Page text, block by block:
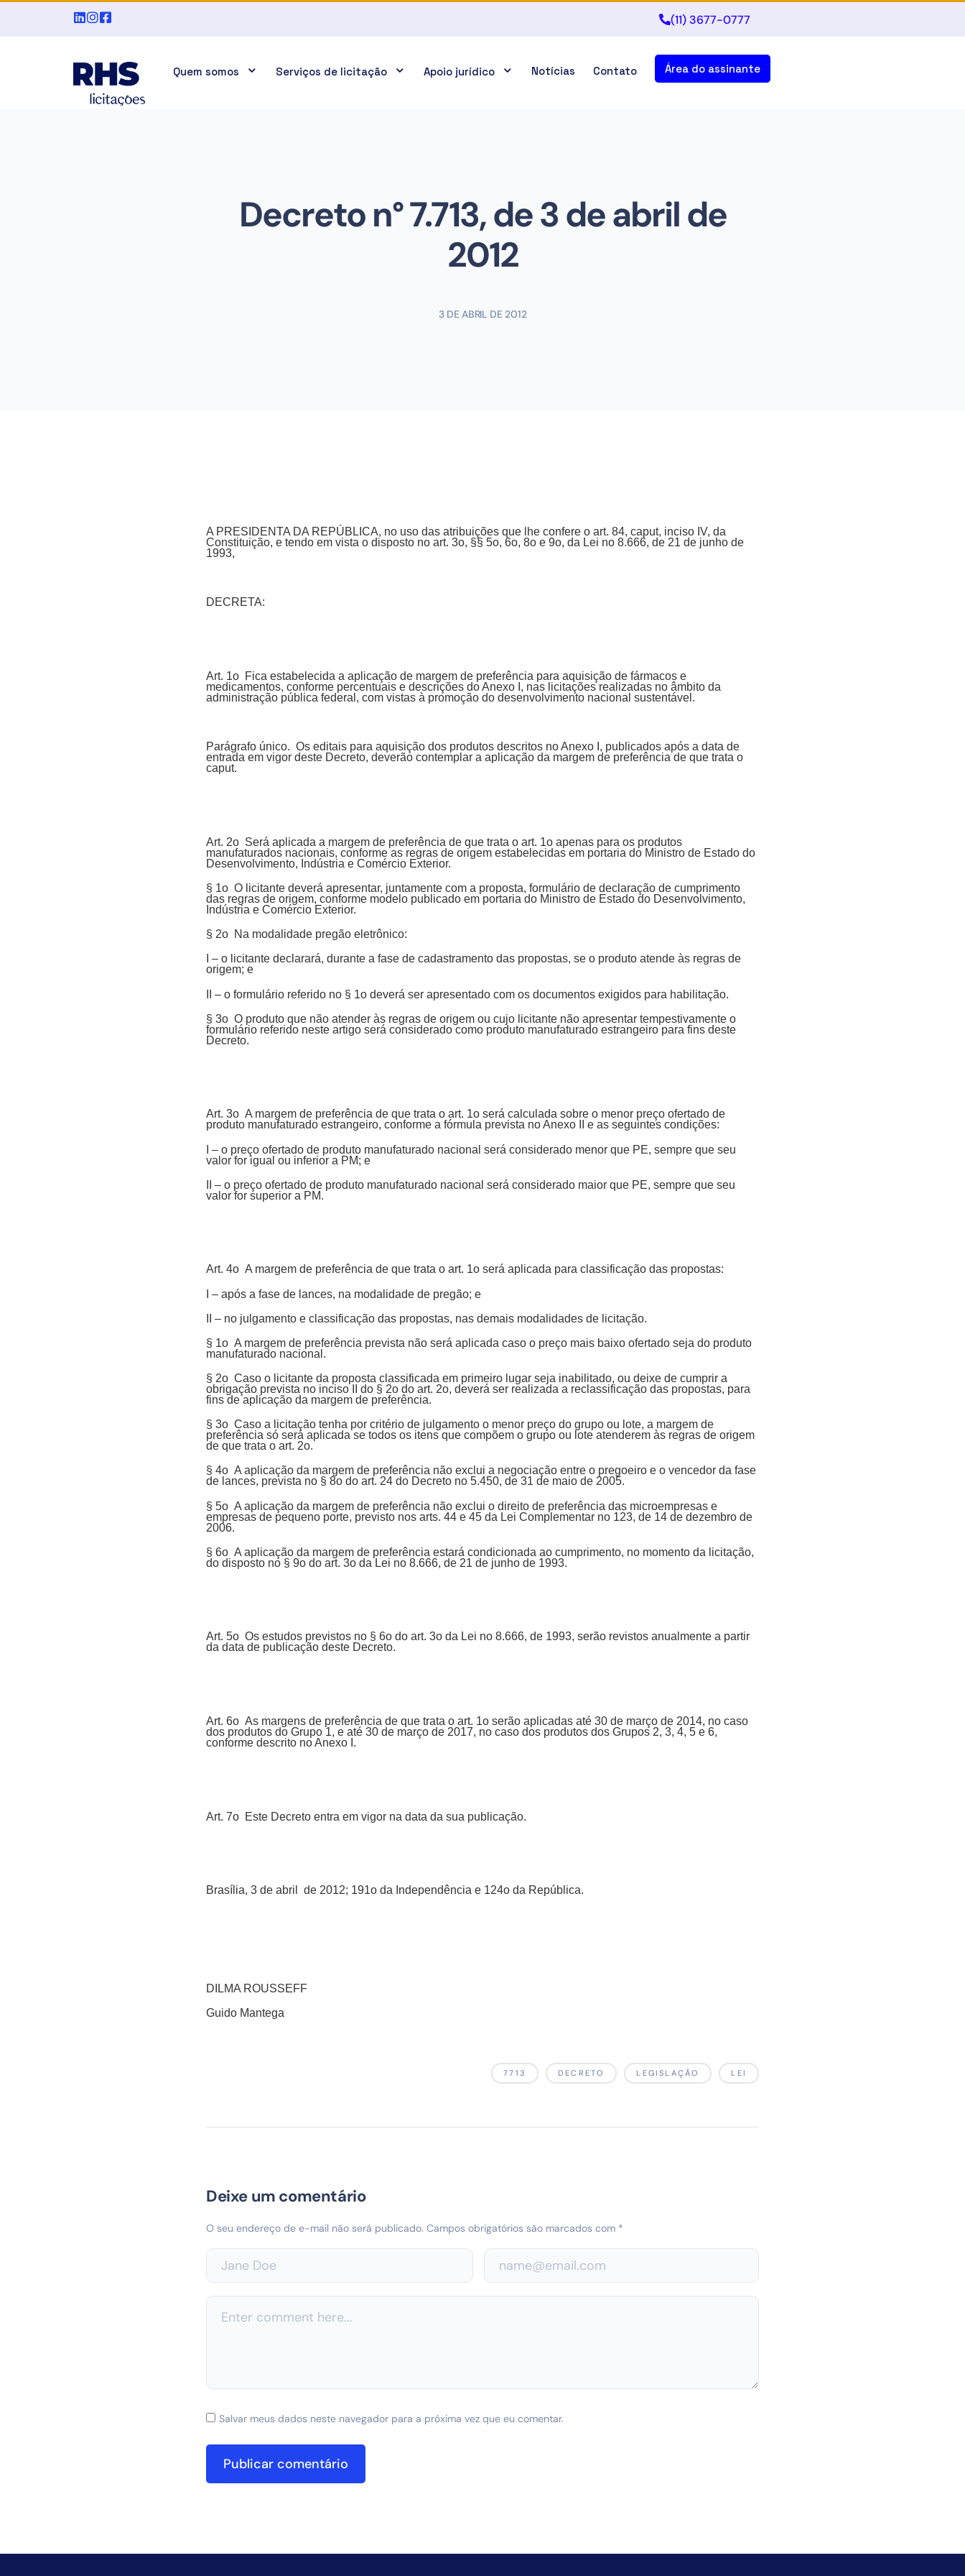
(11) 3677-0777
Quem somos Serviços de licitação Apoio jurídico Notícias Contato Área do assinante
Decreto n° 7.713, de 3 de abril de
2012
3 DE ABRIL DE 2012
A PRESIDENTA DA REPÚBLICA, no uso das atribuições que lhe confere o art. 84, caput, inciso IV, da
Constituição, e tendo em vista o disposto no art. 3o, §§ 5o, 6o, 8o e 9o, da Lei no 8.666, de 21 de junho de
1993,
DECRETA:
Art. 1o Fica estabelecida a aplicação de margem de preferência para aquisição de fármacos e
medicamentos, conforme percentuais e descrições do Anexo I, nas licitações realizadas no âmbito da
administração pública federal, com vistas à promoção do desenvolvimento nacional sustentável.
Parágrafo único. Os editais para aquisição dos produtos descritos no Anexo I, publicados após a data de
entrada em vigor deste Decreto, deverão contemplar a aplicação da margem de preferência de que trata o
caput.
Art. 2o Será aplicada a margem de preferência de que trata o art. 1o apenas para os produtos
manufaturados nacionais, conforme as regras de origem estabelecidas em portaria do Ministro de Estado do
Desenvolvimento, Indústria e Comércio Exterior.
§ 1o O licitante deverá apresentar, juntamente com a proposta, formulário de declaração de cumprimento
das regras de origem, conforme modelo publicado em portaria do Ministro de Estado do Desenvolvimento,
Indústria e Comércio Exterior.
§ 2o Na modalidade pregão eletrônico:
I – o licitante declarará, durante a fase de cadastramento das propostas, se o produto atende às regras de
origem; e
II – o formulário referido no § 1o deverá ser apresentado com os documentos exigidos para habilitação.
§ 3o O produto que não atender às regras de origem ou cujo licitante não apresentar tempestivamente o
formulário referido neste artigo será considerado como produto manufaturado estrangeiro para fins deste
Decreto.
Art. 3o A margem de preferência de que trata o art. 1o será calculada sobre o menor preço ofertado de
produto manufaturado estrangeiro, conforme a fórmula prevista no Anexo II e as seguintes condições:
I – o preço ofertado de produto manufaturado nacional será considerado menor que PE, sempre que seu
valor for igual ou inferior a PM; e
II – o preço ofertado de produto manufaturado nacional será considerado maior que PE, sempre que seu
valor for superior a PM.
Art. 4o A margem de preferência de que trata o art. 1o será aplicada para classificação das propostas:
I – após a fase de lances, na modalidade de pregão; e
II – no julgamento e classificação das propostas, nas demais modalidades de licitação.
§ 1o A margem de preferência prevista não será aplicada caso o preço mais baixo ofertado seja do produto
manufaturado nacional.
§ 2o Caso o licitante da proposta classificada em primeiro lugar seja inabilitado, ou deixe de cumprir a
obrigação prevista no inciso II do § 2o do art. 2o, deverá ser realizada a reclassificação das propostas, para
fins de aplicação da margem de preferência.
§ 3o Caso a licitação tenha por critério de julgamento o menor preço do grupo ou lote, a margem de
preferência só será aplicada se todos os itens que compõem o grupo ou lote atenderem às regras de origem
de que trata o art. 2o.
§ 4o A aplicação da margem de preferência não exclui a negociação entre o pregoeiro e o vencedor da fase
de lances, prevista no § 8o do art. 24 do Decreto no 5.450, de 31 de maio de 2005.
§ 5o A aplicação da margem de preferência não exclui o direito de preferência das microempresas e
empresas de pequeno porte, previsto nos arts. 44 e 45 da Lei Complementar no 123, de 14 de dezembro de
2006.
§ 6o A aplicação da margem de preferência estará condicionada ao cumprimento, no momento da licitação,
do disposto no § 9o do art. 3o da Lei no 8.666, de 21 de junho de 1993.
Art. 5o Os estudos previstos no § 6o do art. 3o da Lei no 8.666, de 1993, serão revistos anualmente a partir
da data de publicação deste Decreto.
Art. 6o As margens de preferência de que trata o art. 1o serão aplicadas até 30 de março de 2014, no caso
dos produtos do Grupo 1, e até 30 de março de 2017, no caso dos produtos dos Grupos 2, 3, 4, 5 e 6,
conforme descrito no Anexo I.
Art. 7o Este Decreto entra em vigor na data da sua publicação.
Brasília, 3 de abril de 2012; 191o da Independência e 124o da República.
DILMA ROUSSEFF
Guido Mantega
7713 DECRETO LEGISLAÇÃO LEI
Deixe um comentário
O seu endereço de e-mail não será publicado. Campos obrigatórios são marcados com *
Salvar meus dados neste navegador para a próxima vez que eu comentar.